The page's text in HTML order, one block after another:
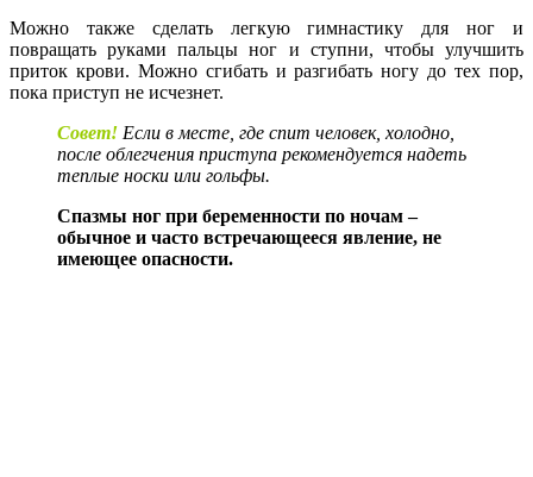
Можно также сделать легкую гимнастику для ног и
повращать руками пальцы ног и ступни, чтобы улучшить
приток крови. Можно сгибать и разгибать ногу до тех пор,
пока приступ не исчезнет.
Совет! Если в месте, где спит человек, холодно,
после облегчения приступа рекомендуется надеть
теплые носки или гольфы.
Спазмы ног при беременности по ночам –
обычное и часто встречающееся явление, не
имеющее опасности.